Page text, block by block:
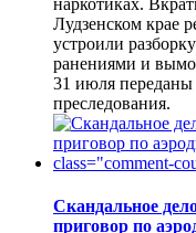
наркотиках.
Лудзенском крае
устроили
ранениями и
31 июля переданы
преследования.
Скандальное
приговор по